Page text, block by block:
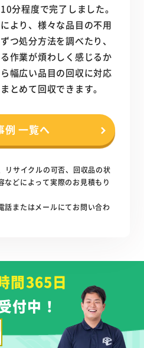
分程度で完了しました。
より、様々な品目の不用
つ処分方法を調べたり、
作業が煩わしく感じるか
幅広い品目の回収に対応
とめて回収できます。
例 一覧へ
サイクルの可否、回収品の状
などによって実際のお見積もり
話またはメールにてお問い合わ
間365日
付中！